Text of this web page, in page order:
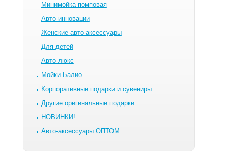
Минимойка помповая
Авто-инновации
Женские авто-аксессуары
Для детей
Авто-люкс
Мойки Балио
Корпоративные подарки и сувениры
Другие оригинальные подарки
НОВИНКИ!
Авто-аксессуары ОПТОМ